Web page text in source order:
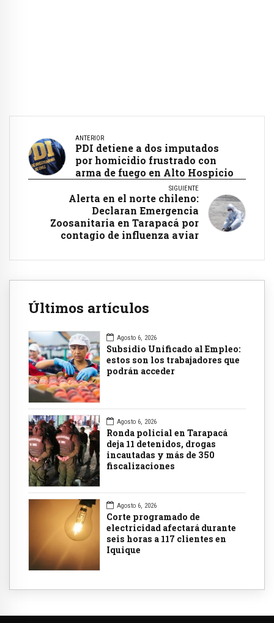
ANTERIOR
PDI detiene a dos imputados
por homicidio frustrado con
arma de fuego en Alto Hospicio
SIGUIENTE
Alerta en el norte chileno:
Declaran Emergencia
Zoosanitaria en Tarapacá por
contagio de influenza aviar
Últimos artículos
Agosto 6, 2026
Subsidio Unificado al Empleo:
estos son los trabajadores que
podrán acceder
Agosto 6, 2026
Ronda policial en Tarapacá
deja 11 detenidos, drogas
incautadas y más de 350
fiscalizaciones
Agosto 6, 2026
Corte programado de
electricidad afectará durante
seis horas a 117 clientes en
Iquique